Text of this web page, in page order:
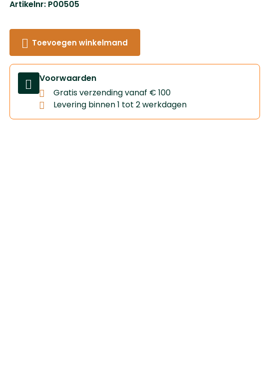
Artikelnr: P00505
Toevoegen winkelmand
Voorwaarden
Gratis verzending vanaf € 100
Levering binnen 1 tot 2 werkdagen